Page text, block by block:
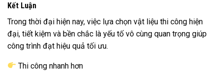
Kết Luận
Trong thời đại hiện nay, việc lựa chọn vật liệu thi công hiện
đại, tiết kiệm và bền chắc là yếu tố vô cùng quan trọng giúp
công trình đạt hiệu quả tối ưu.
Thi công nhanh hơn